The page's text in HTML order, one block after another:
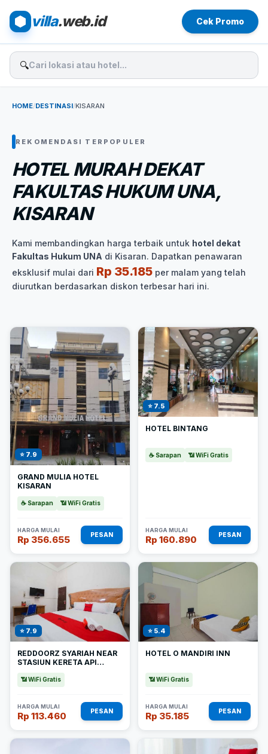
villa.web.id Cek Promo
🔍
HOME/DESTINASI/KISARAN
REKOMENDASI TERPOPULER
HOTEL MURAH DEKAT
FAKULTAS HUKUM UNA,
KISARAN
Kami membandingkan harga terbaik untuk hotel dekat
Fakultas Hukum UNA di Kisaran. Dapatkan penawaran
eksklusif mulai dari Rp 35.185 per malam yang telah
diurutkan berdasarkan diskon terbesar hari ini.
⭐ 7.9
GRAND MULIA HOTEL
KISARAN
☕ Sarapan 📶 WiFi Gratis
HARGA MULAI
Rp 356.655 PESAN
⭐ 7.5
HOTEL BINTANG
☕ Sarapan 📶 WiFi Gratis
HARGA MULAI
Rp 160.890 PESAN
⭐ 7.9
REDDOORZ SYARIAH NEAR
STASIUN KERETA API
📶 WiFi Gratis
HARGA MULAI
Rp 113.460 PESAN
⭐ 5.4
HOTEL O MANDIRI INN
📶 WiFi Gratis
HARGA MULAI
Rp 35.185 PESAN